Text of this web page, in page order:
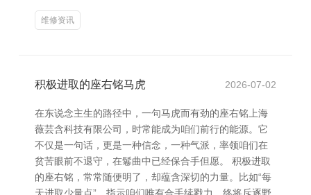
维修资讯
积极进取的座右铭马虎 2026-07-02
在东说念主生的路径中，一句马虎而有劲的座右铭上海
薇芸含科技有限公司，时常能成为咱们前行的能源。它
不仅是一句话，更是一种信念，一种气派，率领咱们在
贫苦眼前不退守，在鬈曲中已经保合手但愿。 积极进取
的座右铭，常常随便明了，却蕴含深切的力量。比如“每